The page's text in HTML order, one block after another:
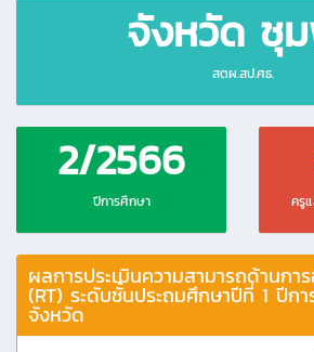
จังหวัด ชุ
สตผ.สป.ศธ.
2/2566
ปีการศึกษา ครู
ผลการประเมินความสามารถด้านกา
(RT) ระดับชั้นประถมศึกษาปีที่ 1 ปีก
จังหวัด